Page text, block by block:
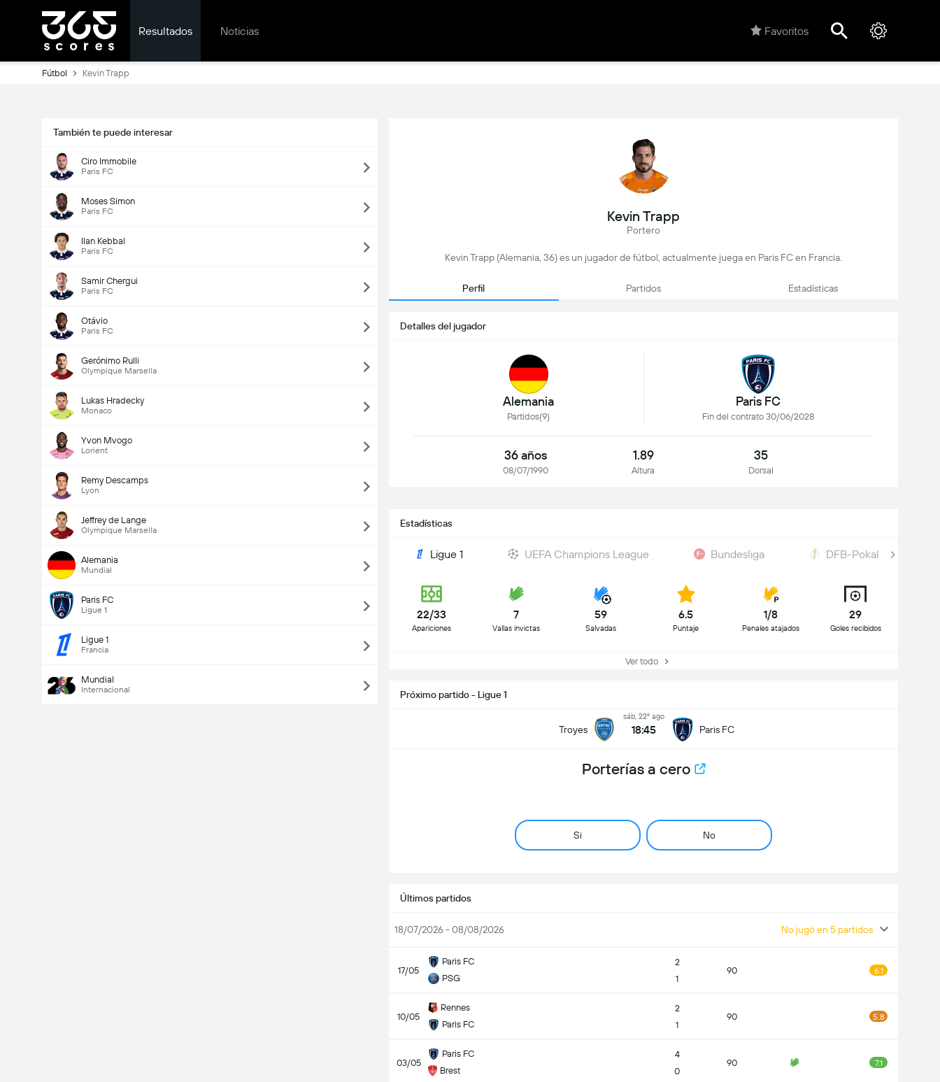
Resultados Noticias Favoritos
Fútbol Kevin Trapp
También te puede interesar
Ciro Immobile
Paris FC
Moses Simon
Paris FC
Ilan Kebbal
Paris FC
Samir Chergui
Paris FC
Otávio
Paris FC
Gerónimo Rulli
Olympique Marsella
Lukas Hradecky
Monaco
Yvon Mvogo
Lorient
Remy Descamps
Lyon
Jeffrey de Lange
Olympique Marsella
Alemania
Mundial
Paris FC
Ligue 1
Ligue 1
Francia
Mundial
Internacional
Kevin Trapp
Portero
Kevin Trapp (Alemania, 36) es un jugador de fútbol, actualmente juega en Paris FC en Francia.
Perfil Partidos Estadísticas
Detalles del jugador
Alemania
Partidos(9)
Paris FC
Fin del contrato 30/06/2028
36 años
08/07/1990
1.89
Altura
35
Dorsal
Estadísticas
Ligue 1 UEFA Champions League Bundesliga DFB-Pokal
22/33
Apariciones
7
Vallas invictas
59
Salvadas
6.5
Puntaje
1/8
Penales atajados
29
Goles recibidos
Ver todo
Próximo partido - Ligue 1
Troyes
sáb, 22º ago
18:45 Paris FC
Porterías a cero
Si No
Últimos partidos
18/07/2026 - 08/08/2026 No jugó en 5 partidos
17/05
Paris FC
PSG
2
1
90 6.1
10/05
Rennes
Paris FC
2
1
90 5.8
03/05
Paris FC
Brest
4
0
90 7.1